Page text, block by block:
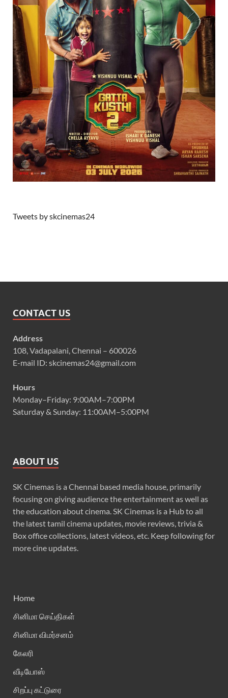
Tweets by skcinemas24
CONTACT US
Address
108, Vadapalani, Chennai – 600026
E-mail ID: skcinemas24@gmail.com
Hours
Monday–Friday: 9:00AM–7:00PM
Saturday & Sunday: 11:00AM–5:00PM
ABOUT US
SK Cinemas is a Chennai based media house, primarily
focusing on giving audience the entertainment as well as
the education about cinema. SK Cinemas is a Hub to all
the latest tamil cinema updates, movie reviews, trivia &
Box office collections, latest videos, etc. Keep following for
more cine updates.
Home
சினிமா செய்திகள்
சினிமா விமர்சனம்
கேலரி
வீடியோஸ்
சிறப்பு கட்டுரை